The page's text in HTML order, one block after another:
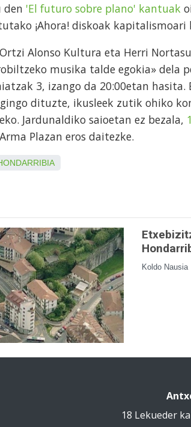
den 'El futuro sobre plano' kantuak
¡Ahora! diskoak
Alonso Kultura eta Herri
musika talde egokia» dela
3, izango da 20:00etan
dituzte, ikusleek zutik ohiko
Jardunaldiko saioetan ez bezala,
Plazan eros daitezke.
Koldo Nausia
18 Lekueder